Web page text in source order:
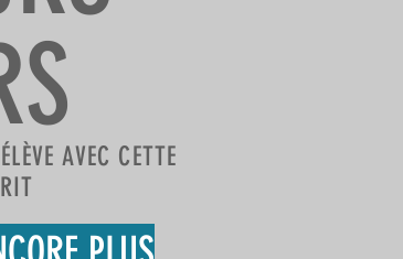
AVEC CETTE